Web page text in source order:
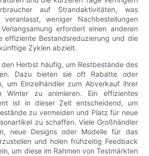
auf Strandaktivitäten, was
veranlasst, weniger Nachbestellungen
erfordert einen anderen
effiziente Bestandsreduzierung und die
Zyklen abzielt.
Herbst häufig, um Restbestände des
Dazu bieten sie oft Rabatte oder
um Einzelhändler zum Abverkauf ihrer
Winter zu animieren. Ein effizientes
ist in dieser Zeit entscheidend, um
zu vermeiden und Platz für neue
zu schaffen. Viele Großhändler
neue Designs oder Modelle für das
und holen frühzeitig Feedback
um diese im Rahmen von Testmärkten